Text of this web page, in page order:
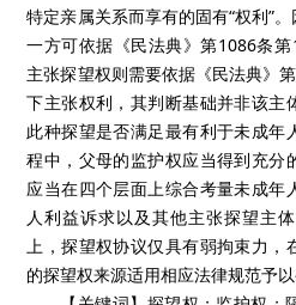
特定亲属关系而享有的固有“权利”
一方可依据《民法典》第1086条
主张探望权则需要依据《民法典》
下主张权利，其判断基础并非该主
此种探望是否满足最有利于未成年
程中，父母的监护权应当得到充分
应当在四个层面上综合考量未成年
人利益诉求以及其他主张探望主
上，探望权协议仅具有弱拘束力，
的探望权来源适用相应法律规范予以